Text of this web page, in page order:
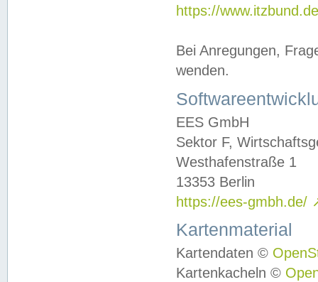
https://
Bei Anregungen,
wenden.
EES GmbH
Sektor F,
Westhafenstraße 1
13353 Berlin
https://ees-gmbh.de/
Kartenmaterial
Kartendaten ©
Kartenkacheln ©